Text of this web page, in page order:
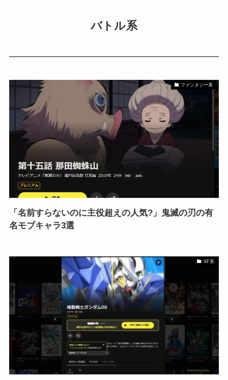
バトル系
ファンタジー系
「名前すらないのに主役超えの人気?」鬼滅の刃の有
名モブキャラ3選
SF系